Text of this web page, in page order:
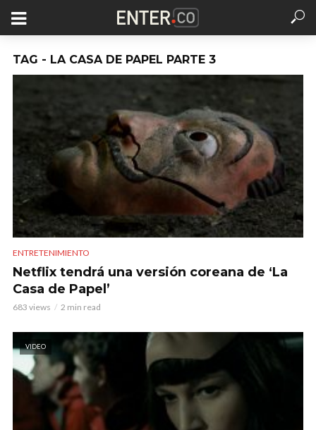
TAG - LA CASA DE PAPEL PARTE 3
ENTRETENIMIENTO
Netflix tendrá una versión coreana de ‘La
Casa de Papel’
683 views 2 min read
VIDEO